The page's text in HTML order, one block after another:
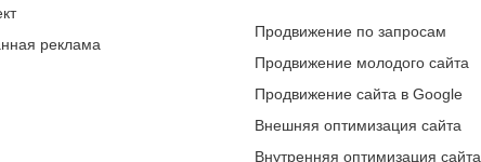
реклама
Продвижение по запросам
Продвижение молодого сайта
Продвижение сайта в Google
Внешняя оптимизация сайта
Внутренняя оптимизация сайта